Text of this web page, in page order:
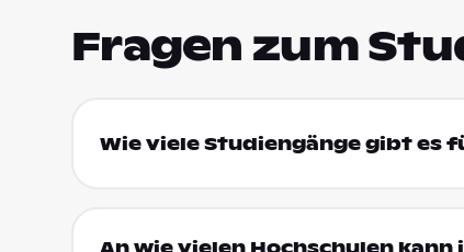
Fragen zum
Wie viele Studiengänge gibt es